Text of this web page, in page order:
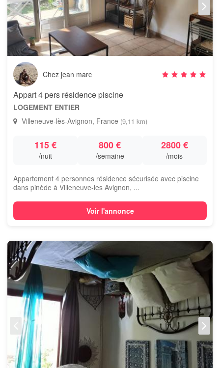
Chez jean marc
Appart 4 pers résidence piscine
LOGEMENT ENTIER
Villeneuve-lès-Avignon, France (9,11 km)
115 €
/nuit
800 €
/semaine
2800 €
/mois
Appartement 4 personnes résidence sécurisée avec piscine
dans pinède à Villeneuve-les Avignon, ...
Voir l'annonce